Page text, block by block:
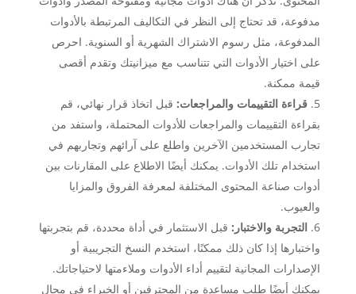
مدفوعة، قد تحتاج إلى النظر في التكاليف المرتبطة بالأدوات
المدفوعة، مثل رسوم الاشتراك الشهرية أو السنوية. احرص
على اختيار الأدوات التي تتناسب مع ميزانيتك وتقدم أقصى
قيمة ممكنة.
قراءة التقييمات والمراجعات: قبل اتخاذ قرار نهائي، قم
بقراءة التقييمات والمراجعات للأدوات المحتملة، واستفد من
تجارب المستخدمين الآخرين واطلع على آرائهم وتجاربهم في
استخدام تلك الأدوات. يمكنك أيضًا الاطلاع على المقارنات بين
أدوات صناعة المحتوى المختلفة لمعرفة الفروق والمزايا
والعيوب.
التجربة والاختبار: قبل الاستثمار في أداة محددة، قم بتجربتها
واختبارها إذا كان ذلك ممكنًا، استخدم النسخ التجريبية أو
الإصدارات المجانية لتقييم أداء الأدوات وملاءمتها لاحتياجاتك.
يمكنك أيضًا طلب مساعدة من المحترفين أو الخبراء في مجال